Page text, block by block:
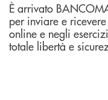
È arrivato
per inviare e
online e negli
totale libertà e